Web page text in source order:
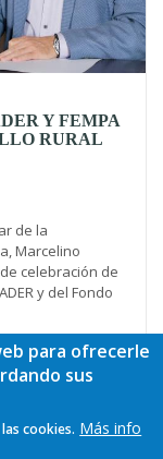
Y FEMPA
RURAL
de la
Marcelino
celebración de
y del Fondo
Ver más
para ofrecerle
sus
cookies. Más info